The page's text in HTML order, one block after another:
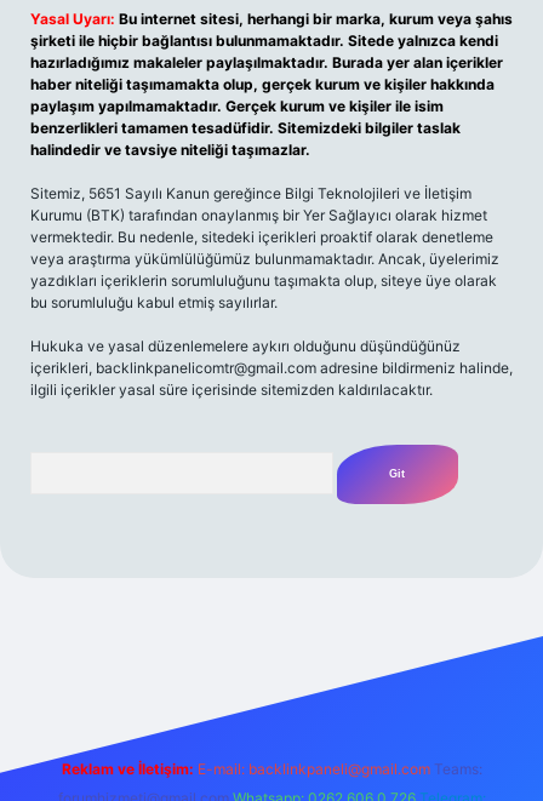
Yasal Uyarı: Bu internet sitesi, herhangi bir marka, kurum veya şahıs
şirketi ile hiçbir bağlantısı bulunmamaktadır. Sitede yalnızca kendi
hazırladığımız makaleler paylaşılmaktadır. Burada yer alan içerikler
haber niteliği taşımamakta olup, gerçek kurum ve kişiler hakkında
paylaşım yapılmamaktadır. Gerçek kurum ve kişiler ile isim
benzerlikleri tamamen tesadüfidir. Sitemizdeki bilgiler taslak
halindedir ve tavsiye niteliği taşımazlar.
Sitemiz, 5651 Sayılı Kanun gereğince Bilgi Teknolojileri ve İletişim
Kurumu (BTK) tarafından onaylanmış bir Yer Sağlayıcı olarak hizmet
vermektedir. Bu nedenle, sitedeki içerikleri proaktif olarak denetleme
veya araştırma yükümlülüğümüz bulunmamaktadır. Ancak, üyelerimiz
yazdıkları içeriklerin sorumluluğunu taşımakta olup, siteye üye olarak
bu sorumluluğu kabul etmiş sayılırlar.
Hukuka ve yasal düzenlemelere aykırı olduğunu düşündüğünüz
içerikleri, backlinkpanelicomtr@gmail.com adresine bildirmeniz halinde,
ilgili içerikler yasal süre içerisinde sitemizden kaldırılacaktır.
Reklam ve İletişim: E-mail: backlinkpaneli@gmail.com Teams: